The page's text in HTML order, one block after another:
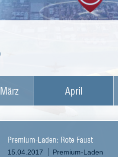
März April
Premium-Laden: Rote Faust
15.04.2017 Premium-Laden